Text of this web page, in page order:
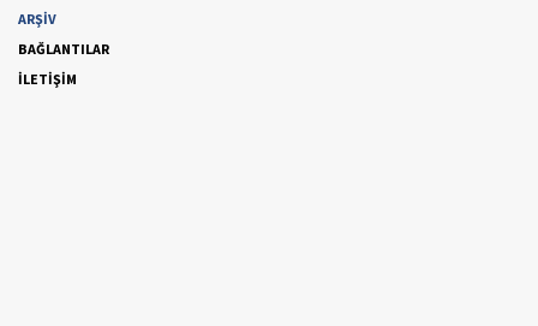
ARŞİV
BAĞLANTILAR
İLETİŞİM